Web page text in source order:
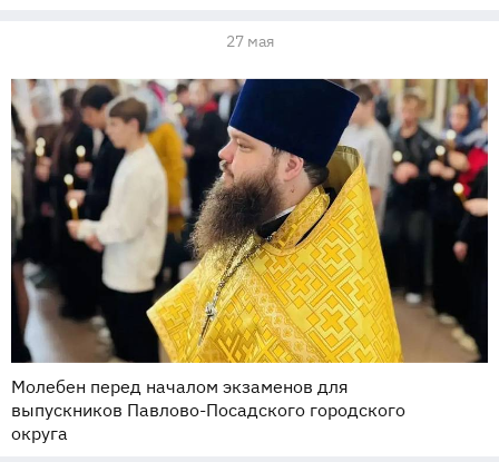
27 мая
Молебен перед началом экзаменов для
выпускников Павлово-Посадского городского
округа